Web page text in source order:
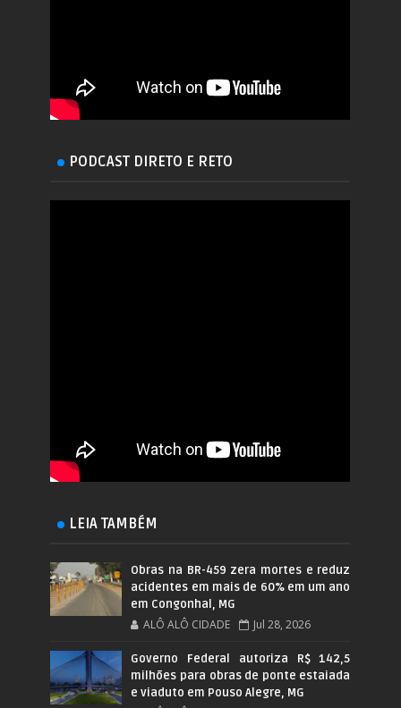
PODCAST DIRETO E RETO
LEIA TAMBÉM
Obras na BR-459 zera mortes e reduz
acidentes em mais de 60% em um ano
em Congonhal, MG
ALÔ ALÔ CIDADE Jul 28, 2026
Governo Federal autoriza R$ 142,5
milhões para obras de ponte estaiada
e viaduto em Pouso Alegre, MG